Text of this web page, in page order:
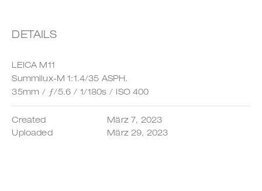
DETAILS
LEICA M11
Summilux-M 1:1.4/35 ASPH.
35mm / ƒ/5.6 / 1/180s / ISO 400
Created
März 7, 2023
Uploaded
März 29, 2023